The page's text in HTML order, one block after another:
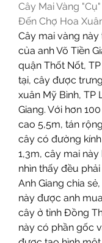
Cây Mai Vàng
Đến Chợ Hoa
Cây mai vàng
của anh Võ Tiền
quận Thốt Nốt,
tại, cây được
xuân Mỹ Bình, TP
Giang. Với hơn
cao 5,5m, tán
cây có đường
1,3m, cây mai này
nhìn thấy đều
Anh Giang chia
này được anh
cây ở tỉnh Đồng
này có phần gốc